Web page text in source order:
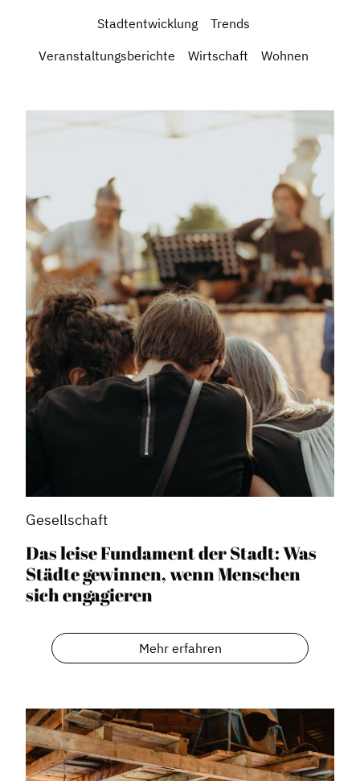
Stadtentwicklung
Trends
Veranstaltungsberichte
Wirtschaft Wohnen
Gesellschaft
Das leise Fundament der Stadt: Was
Städte gewinnen, wenn Menschen
sich engagieren
Mehr erfahren